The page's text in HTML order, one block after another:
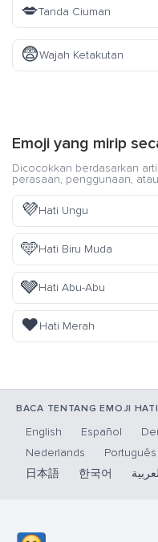
💋Tanda Ciuman
😨Wajah Ketakutan
Emoji yang mirip
Dicocokkan berdasarkan
perasaan, penggunaan,
💜Hati Ungu
🩵Hati Biru Muda
🩶Hati Abu-Abu
❤️Hati Merah
BACA TENTANG EMOJI
English Español
Nederlands
Português
日本語
한국어